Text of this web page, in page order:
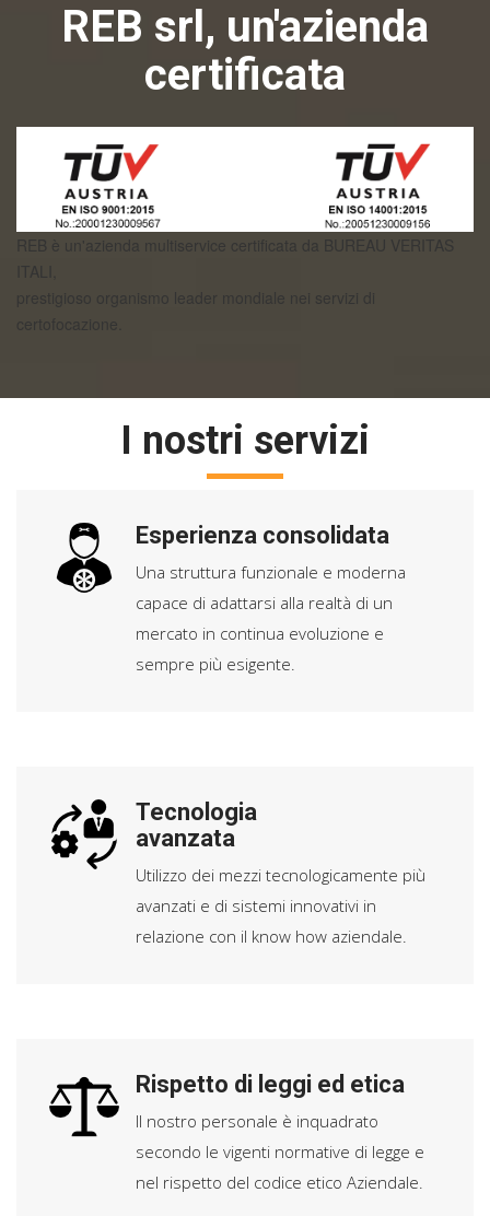
REB srl, un'azienda
certificata
REB è un'azienda multiservice certificata da BUREAU VERITAS
ITALI,
prestigioso organismo leader mondiale nei servizi di
certofocazione.
I nostri servizi
Esperienza consolidata
Una struttura funzionale e moderna
capace di adattarsi alla realtà di un
mercato in continua evoluzione e
sempre più esigente.
Tecnologia
avanzata
Utilizzo dei mezzi tecnologicamente più
avanzati e di sistemi innovativi in
relazione con il know how aziendale.
Rispetto di leggi ed etica
Il nostro personale è inquadrato
secondo le vigenti normative di legge e
nel rispetto del codice etico Aziendale.